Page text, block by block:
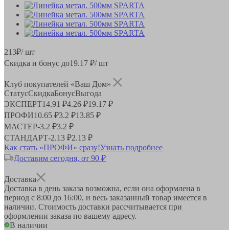
213₽/ шт
Скидка и бонус до19.17 ₽/ шт
Клуб покупателей «Ваш Дом»
СтатусСкидкаБонусВыгода
ЭКСПЕРТ14.91 ₽4.26 ₽19.17 ₽
ПРОФИ10.65 ₽3.2 ₽13.85 ₽
МАСТЕР-3.2 ₽3.2 ₽
СТАНДАРТ-2.13 ₽2.13 ₽
Как стать «ПРОФИ» сразу!Узнать подробнее
Доставим сегодня, от 90 ₽
Доставка
Доставка в день заказа возможна, если она оформлена в
период с 8:00 до 16:00, и весь заказанный товар имеется в
наличии. Стоимость доставки рассчитывается при
оформлении заказа по вашему адресу.
В наличии